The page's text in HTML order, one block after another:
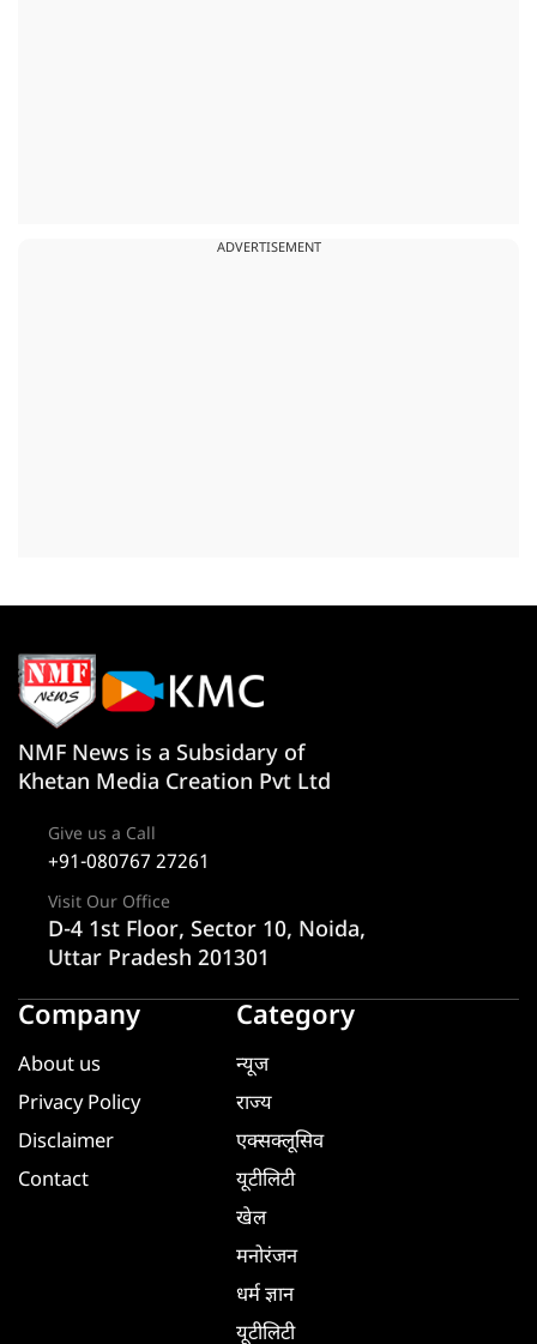
ADVERTISEMENT
NMF News is a Subsidary of
Khetan Media Creation Pvt Ltd
Give us a Call
+91-080767 27261
Visit Our Office
D-4 1st Floor, Sector 10, Noida,
Uttar Pradesh 201301
Company
About us
Privacy Policy
Disclaimer
Contact
Category
न्यूज
राज्य
एक्सक्लूसिव
यूटीलिटी
खेल
मनोरंजन
धर्म ज्ञान
यूटीलिटी